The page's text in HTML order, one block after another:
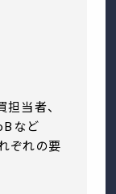
担当者、
など
ぞれの要